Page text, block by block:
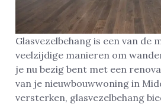
Glasvezelbehang is een van de
veelzijdige manieren om
je nu bezig bent met een
van je nieuwbouwwoning in
versterken, glasvezelbehang